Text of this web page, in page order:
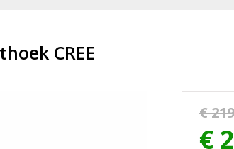
CREE
€
€